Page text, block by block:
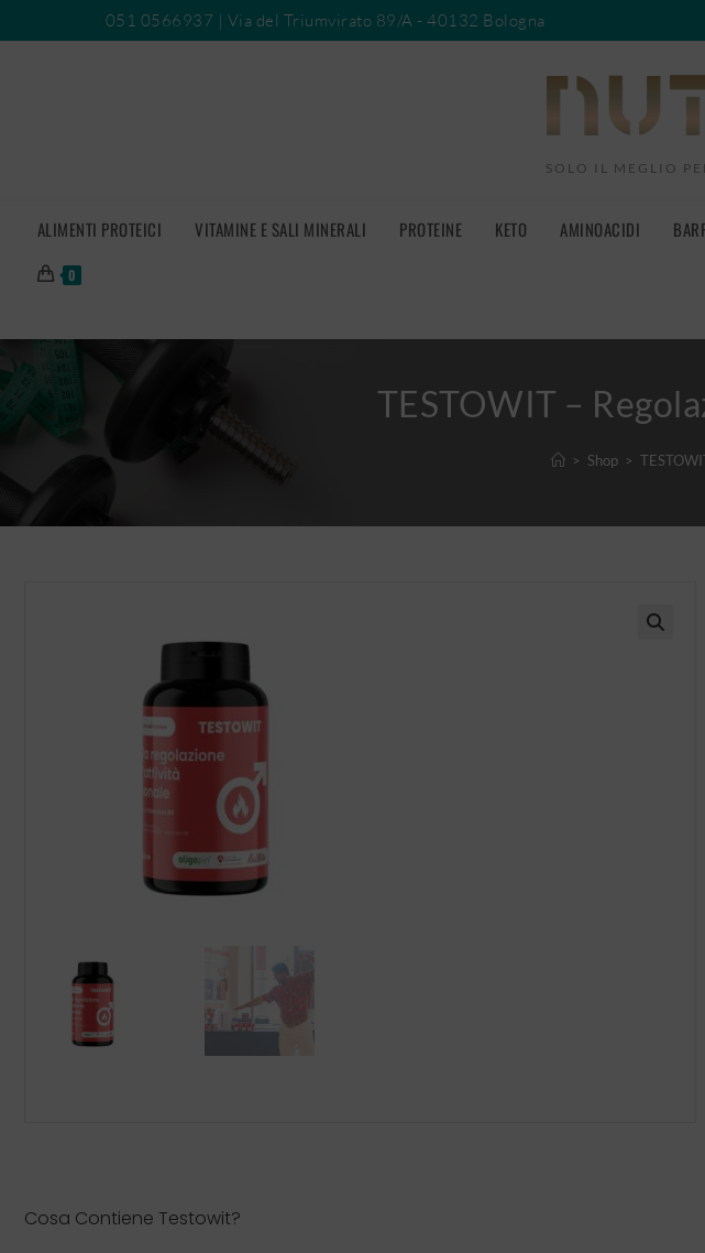
051 0566937 | Via del Triumvirato 89/A - 40132 Bologna
SOLO IL MEGLIO
ALIMENTI PROTEICI VITAMINE E SALI MINERALI PROTEINE KETO AMINOACIDI
0
TESTOWIT –
> Shop >
Cosa Contiene Testowit?